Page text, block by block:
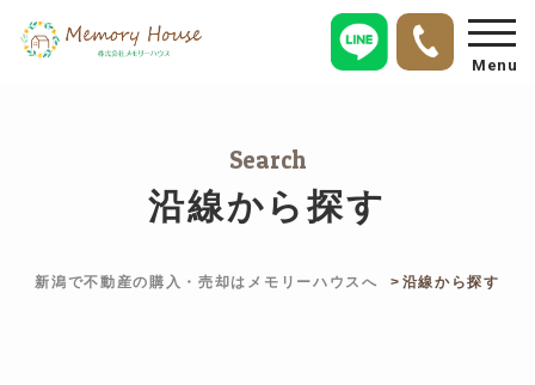
Menu
Search
沿線から探す
新潟で不動産の購入・売却はメモリーハウスへ 沿線から探す